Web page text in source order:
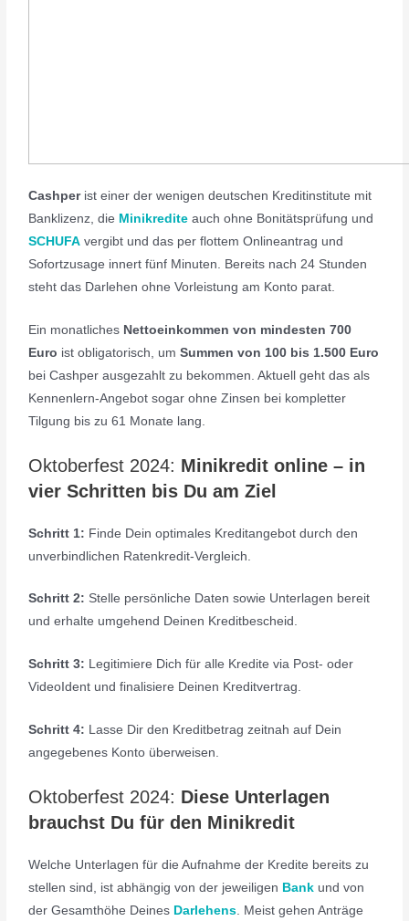
Cashperist einer der wenigen deutschen Kreditinstitute mit
Banklizenz, die Minikredite auch ohne Bonitätsprüfung und
SCHUFA vergibt und das per flottem Onlineantrag und
Sofortzusage innert fünf Minuten. Bereits nach 24 Stunden
steht das Darlehen ohne Vorleistung am Konto parat.
Ein monatliches Nettoeinkommen von mindesten 700
Euro ist obligatorisch, umSummen von 100 bis 1.500 Euro
bei Cashper ausgezahlt zu bekommen. Aktuell geht das als
Kennenlern-Angebot sogar ohne Zinsen bei kompletter
Tilgung bis zu 61 Monate lang.
Oktoberfest 2024: Minikredit online – in
vier Schritten bis Du am Ziel
Schritt 1: Finde Dein optimales Kreditangebot durch den
unverbindlichen Ratenkredit-Vergleich.
Schritt 2: Stelle persönliche Daten sowie Unterlagen bereit
und erhalte umgehend Deinen Kreditbescheid.
Schritt 3: Legitimiere Dich für alle Kredite via Post- oder
VideoIdent und finalisiere Deinen Kreditvertrag.
Schritt 4: Lasse Dir den Kreditbetrag zeitnah auf Dein
angegebenes Konto überweisen.
Oktoberfest 2024: Diese Unterlagen
brauchst Du für den Minikredit
Welche Unterlagen für die Aufnahme der Kredite bereits zu
stellen sind, ist abhängig von der jeweiligen Bank und von
der Gesamthöhe Deines Darlehens. Meist gehen Anträge